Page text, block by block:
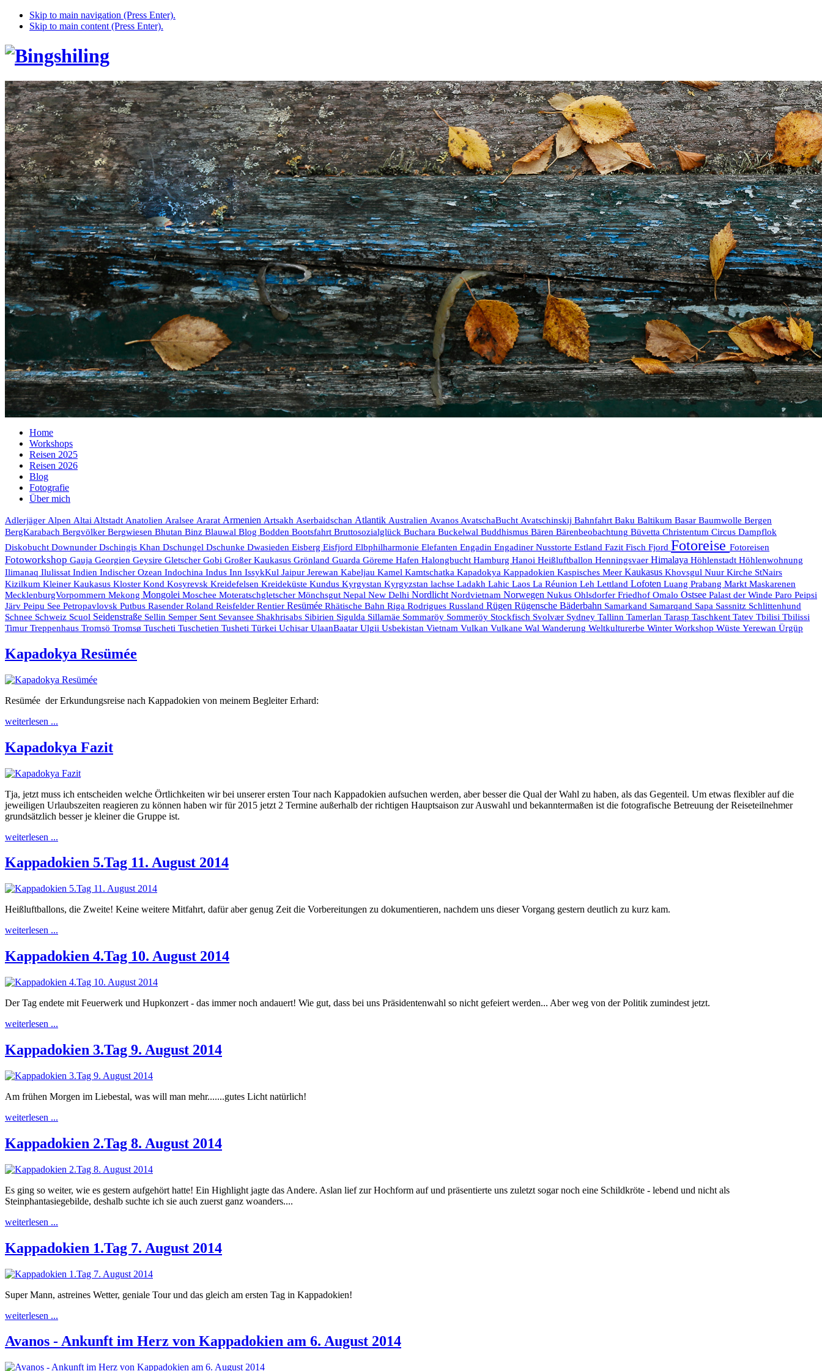
Skip to main navigation (Press Enter).
Skip to main content (Press Enter).
Home
Workshops
Reisen 2025
Reisen 2026
Blog
Fotografie
Über mich
Adlerjäger Alpen Altai Altstadt Anatolien Aralsee Ararat Armenien Artsakh Aserbaidschan Atlantik Australien Avanos AvatschaBucht Avatschinskij Bahnfahrt Baku Baltikum Basar Baumwolle Bergen
BergKarabach Bergvölker Bergwiesen Bhutan Binz Blauwal Blog Bodden Bootsfahrt Bruttosozialglück Buchara Buckelwal Buddhismus Bären Bärenbeobachtung Büvetta Christentum Circus Dampflok
Diskobucht Downunder Dschingis Khan Dschungel Dschunke Dwasieden Eisberg Eisfjord Elbphilharmonie Elefanten Engadin Engadiner Nusstorte Estland Fazit Fisch Fjord Fotoreise Fotoreisen
Fotoworkshop Gauja Georgien Geysire Gletscher Gobi Großer Kaukasus Grönland Guarda Göreme Hafen Halongbucht Hamburg Hanoi Heißluftballon Henningsvaer Himalaya Höhlenstadt Höhlenwohnung
Ilimanaq Ilulissat Indien Indischer Ozean Indochina Indus Inn IssykKul Jaipur Jerewan Kabeljau Kamel Kamtschatka Kapadokya Kappadokien Kaspisches Meer Kaukasus Khovsgul Nuur Kirche StNairs
Kizilkum Kleiner Kaukasus Kloster Kond Kosyrevsk Kreidefelsen Kreideküste Kundus Kyrgystan Kyrgyzstan lachse Ladakh Lahic Laos La Réunion Leh Lettland Lofoten Luang Prabang Markt Maskarenen
MecklenburgVorpommern Mekong Mongolei Moschee Moteratschgletscher Mönchsgut Nepal New Delhi Nordlicht Nordvietnam Norwegen Nukus Ohlsdorfer Friedhof Omalo Ostsee Palast der Winde Paro Peipsi
Järv Peipu See Petropavlovsk Putbus Rasender Roland Reisfelder Rentier Resümée Rhätische Bahn Riga Rodrigues Russland Rügen Rügensche Bäderbahn Samarkand Samarqand Sapa Sassnitz Schlittenhund
Schnee Schweiz Scuol Seidenstraße Sellin Semper Sent Sevansee Shakhrisabs Sibirien Sigulda Sillamäe Sommaröy Sommeröy Stockfisch Svolvær Sydney Tallinn Tamerlan Tarasp Taschkent Tatev Tbilisi Tbilissi
Timur Treppenhaus Tromsö Tromsø Tuscheti Tuschetien Tusheti Türkei Uchisar UlaanBaatar Ulgii Usbekistan Vietnam Vulkan Vulkane Wal Wanderung Weltkulturerbe Winter Workshop Wüste Yerewan Ürgüp
Kapadokya Resümée
Resümée der Erkundungsreise nach Kappadokien von meinem Begleiter Erhard:
weiterlesen ...
Kapadokya Fazit
Tja, jetzt muss ich entscheiden welche Örtlichkeiten wir bei unserer ersten Tour nach Kappadokien aufsuchen werden, aber besser die Qual der Wahl zu haben, als das Gegenteil. Um etwas flexibler auf die
jeweiligen Urlaubszeiten reagieren zu können haben wir für 2015 jetzt 2 Termine außerhalb der richtigen Hauptsaison zur Auswahl und bekanntermaßen ist die fotografische Betreuung der Reiseteilnehmer
grundsätzlich besser je kleiner die Gruppe ist.
weiterlesen ...
Kappadokien 5.Tag 11. August 2014
Heißluftballons, die Zweite! Keine weitere Mitfahrt, dafür aber genug Zeit die Vorbereitungen zu dokumentieren, nachdem uns dieser Vorgang gestern deutlich zu kurz kam.
weiterlesen ...
Kappadokien 4.Tag 10. August 2014
Der Tag endete mit Feuerwerk und Hupkonzert - das immer noch andauert! Wie gut, dass bei uns Präsidentenwahl so nicht gefeiert werden... Aber weg von der Politik zumindest jetzt.
weiterlesen ...
Kappadokien 3.Tag 9. August 2014
Am frühen Morgen im Liebestal, was will man mehr.......gutes Licht natürlich!
weiterlesen ...
Kappadokien 2.Tag 8. August 2014
Es ging so weiter, wie es gestern aufgehört hatte! Ein Highlight jagte das Andere. Aslan lief zur Hochform auf und präsentierte uns zuletzt sogar noch eine Schildkröte - lebend und nicht als
Steinphantasiegebilde, deshalb suchte ich sie auch zuerst ganz woanders....
weiterlesen ...
Kappadokien 1.Tag 7. August 2014
Super Mann, astreines Wetter, geniale Tour und das gleich am ersten Tag in Kappadokien!
weiterlesen ...
Avanos - Ankunft im Herz von Kappadokien am 6. August 2014